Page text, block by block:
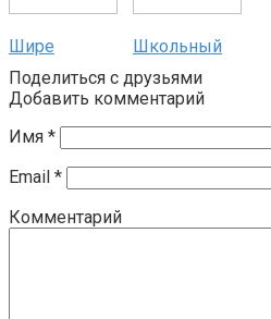
Шире
Школьный
Поделиться с друзьями
Добавить комментарий
Имя *
Email *
Комментарий